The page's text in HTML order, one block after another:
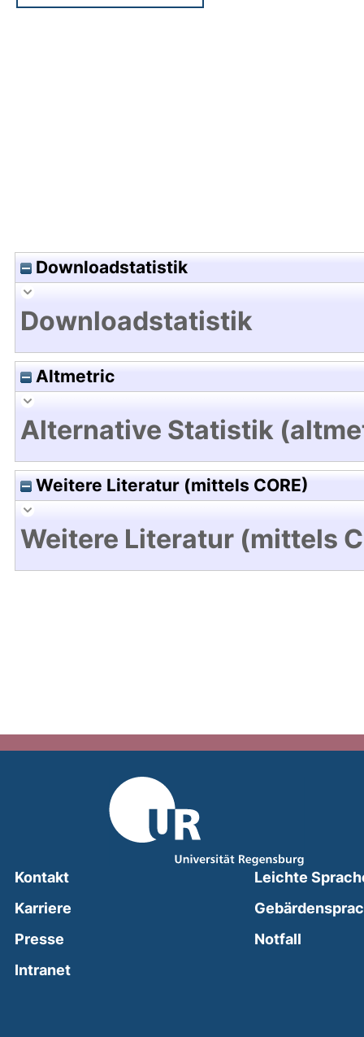
Downloadstatistik
Downloadstatistik
Altmetric
Alternative Statistik
Weitere Literatur (mittels CORE)
Weitere Literatur (mittels
Kontakt
Karriere
Presse
Intranet(external link, opens in a new window)
Leichte
Notfall